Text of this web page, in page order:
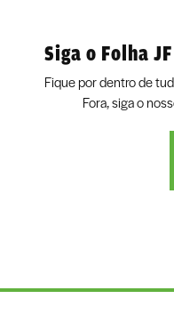
Siga o Folha JF
Fique por dentro de
Fora, siga o